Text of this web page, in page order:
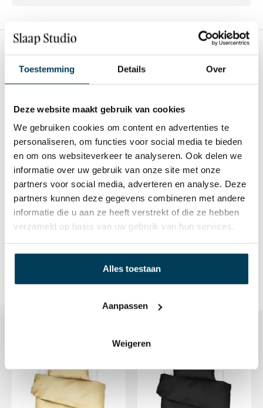
Toestemming Details Over
Deze website maakt gebruik van cookies
We gebruiken cookies om content en advertenties te
personaliseren, om functies voor social media te bieden
en om ons websiteverkeer te analyseren. Ook delen we
informatie over uw gebruik van onze site met onze
partners voor social media, adverteren en analyse. Deze
partners kunnen deze gegevens combineren met andere
informatie die u aan ze heeft verstrekt of die ze hebben
verzameld op basis van uw gebruik van hun services.
Alles toestaan
Aanpassen
Weigeren
Aanvullende informatie
Maat
1p set 140×220+60×70, 2p set 200×220+2/60×70, 2p
set 240×220+2/60×70, 2p set 260×220+2/60×70
Wit
Materiaal
100% katoen satijn
Essenza